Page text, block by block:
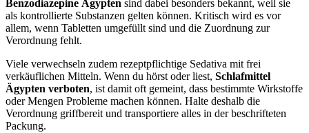
Benzodiazepine Ägypten sind dabei besonders bekannt, weil sie
als kontrollierte Substanzen gelten können. Kritisch wird es vor
allem, wenn Tabletten umgefüllt sind und die Zuordnung zur
Verordnung fehlt.
Viele verwechseln zudem rezeptpflichtige Sedativa mit frei
verkäuflichen Mitteln. Wenn du hörst oder liest, Schlafmittel
Ägypten verboten, ist damit oft gemeint, dass bestimmte Wirkstoffe
oder Mengen Probleme machen können. Halte deshalb die
Verordnung griffbereit und transportiere alles in der beschrifteten
Packung.